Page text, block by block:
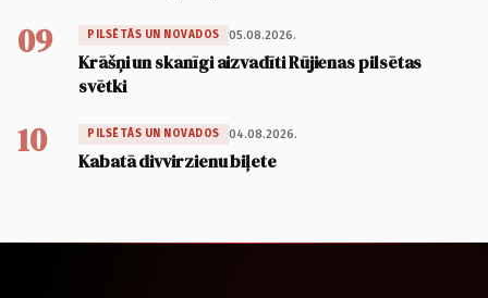
09 PILSĒTĀS UN NOVADOS 05.08.2026.
Krāšņi un skanīgi aizvadīti Rūjienas pilsētas
svētki
10 PILSĒTĀS UN NOVADOS 04.08.2026.
Kabatā divvirzienu biļete